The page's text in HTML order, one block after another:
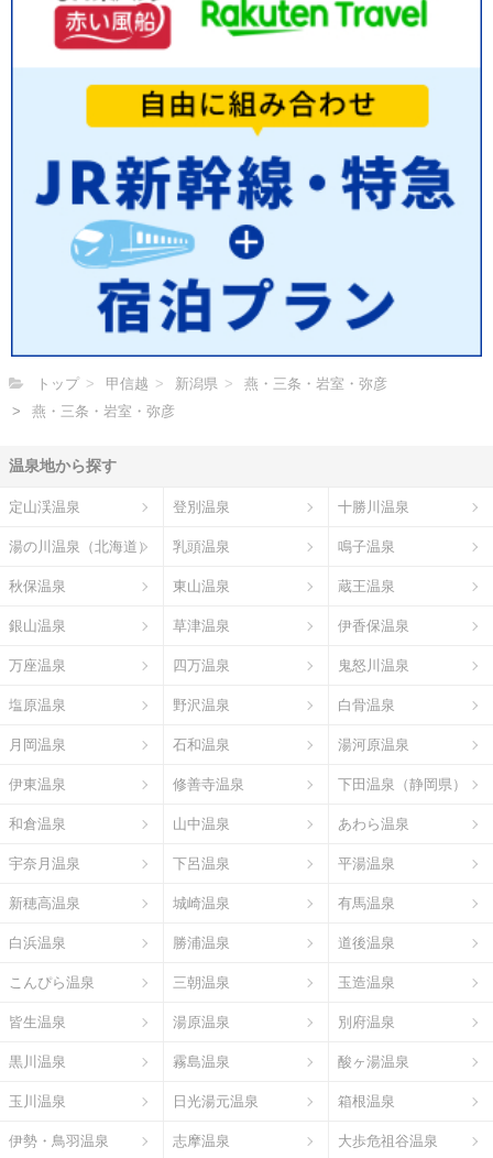
トップ 甲信越 新潟県
燕・三条・岩室・弥彦
燕・三条・岩室・弥彦
温泉地から探す
定山渓温泉 登別温泉 十勝川温泉
湯の川温泉（北海道） 乳頭温泉 鳴子温泉
秋保温泉 東山温泉 蔵王温泉
銀山温泉 草津温泉 伊香保温泉
万座温泉 四万温泉 鬼怒川温泉
塩原温泉 野沢温泉 白骨温泉
月岡温泉 石和温泉 湯河原温泉
伊東温泉 修善寺温泉 下田温泉（静岡県）
和倉温泉 山中温泉 あわら温泉
宇奈月温泉 下呂温泉 平湯温泉
新穂高温泉 城崎温泉 有馬温泉
白浜温泉 勝浦温泉 道後温泉
こんぴら温泉 三朝温泉 玉造温泉
皆生温泉 湯原温泉 別府温泉
黒川温泉 霧島温泉 酸ヶ湯温泉
玉川温泉 日光湯元温泉 箱根温泉
伊勢・鳥羽温泉 志摩温泉 大歩危祖谷温泉